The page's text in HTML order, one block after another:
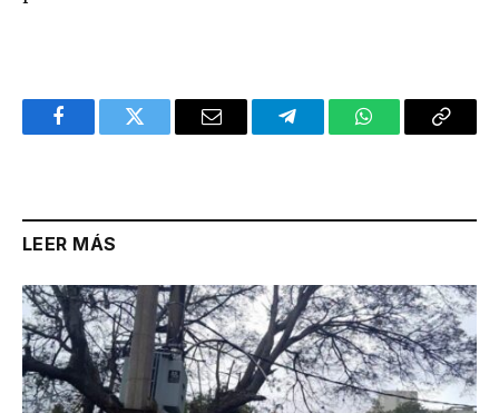
FacebookTwitter Email TelegramWhatsAppCopy
LEER MÁS